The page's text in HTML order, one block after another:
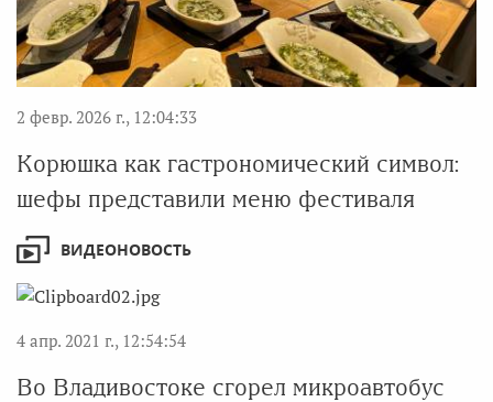
2 февр. 2026 г., 12:04:33
Корюшка как гастрономический символ:
шефы представили меню фестиваля
ВИДЕОНОВОСТЬ
4 апр. 2021 г., 12:54:54
Во Владивостоке сгорел микроавтобус